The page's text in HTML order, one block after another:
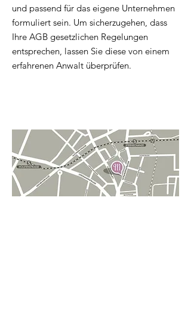
und passend für das eigene Unternehmen
formuliert sein. Um sicherzugehen, dass
Ihre AGB gesetzlichen Regelungen
entsprechen, lassen Sie diese von einem
erfahrenen Anwalt überprüfen.